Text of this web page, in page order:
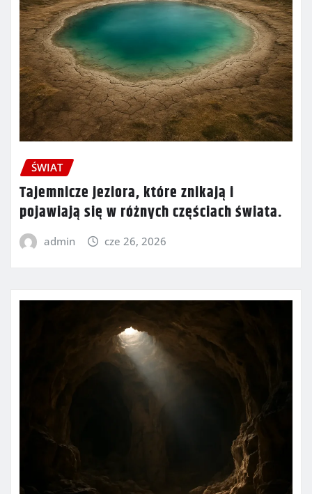
ŚWIAT
Tajemnicze jeziora, które znikają i
pojawiają się w różnych częściach świata.
admin cze 26, 2026